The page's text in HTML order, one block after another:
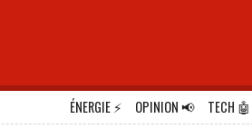
ÉNERGIE⚡ OPINION📢 TECH 🤖